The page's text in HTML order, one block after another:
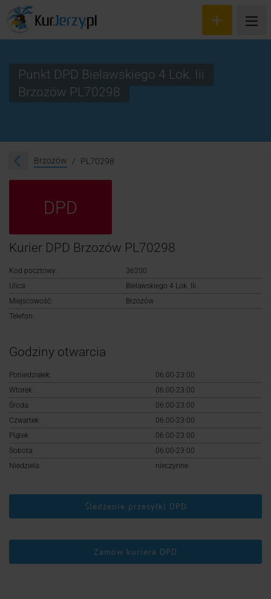
Śledzenie przesyłki
Logowanie
Punkt DPD Bielawskiego 4 Lok. Iii
Brzozów PL70298
Brzozów PL70298
DPD
Kurier DPD Brzozów PL70298
Kod pocztowy:
36200
Ulica:
Bielawskiego 4 Lok. Iii
Miejscowość:
Brzozów
Telefon:
Godziny otwarcia
Poniedziałek:
06:00-23:00
Wtorek:
06:00-23:00
Środa:
06:00-23:00
Czwartek:
06:00-23:00
Piątek:
06:00-23:00
Sobota:
06:00-23:00
Niedziela:
nieczynne
Śledzenie przesyłki DPD
Zamów kuriera DPD